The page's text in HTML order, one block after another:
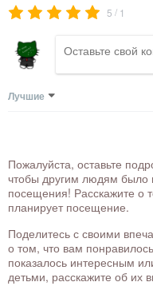
5 / 1
Лучшие
Пожалуйста, оставьте
чтобы другим людям было
посещения! Расскажите о
планирует посещение.
Поделитесь с своими
о том, что вам
показалось интересным
детьми, расскажите об их